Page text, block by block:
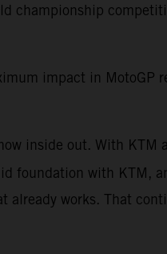
championship
impact in MotoGP
inside out. With KTM
foundation with KTM,
already works. That